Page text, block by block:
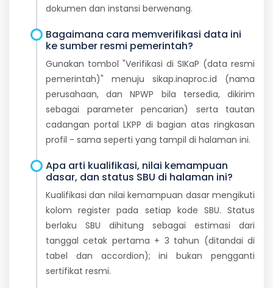
dokumen dan instansi berwenang.
Bagaimana cara memverifikasi data ini
ke sumber resmi pemerintah?
Gunakan tombol "Verifikasi di SIKaP (data resmi
pemerintah)" menuju sikap.inaproc.id (nama
perusahaan, dan NPWP bila tersedia, dikirim
sebagai parameter pencarian) serta tautan
cadangan portal LKPP di bagian atas ringkasan
profil - sama seperti yang tampil di halaman ini.
Apa arti kualifikasi, nilai kemampuan
dasar, dan status SBU di halaman ini?
Kualifikasi dan nilai kemampuan dasar mengikuti
kolom register pada setiap kode SBU. Status
berlaku SBU dihitung sebagai estimasi dari
tanggal cetak pertama + 3 tahun (ditandai di
tabel dan accordion); ini bukan pengganti
sertifikat resmi.